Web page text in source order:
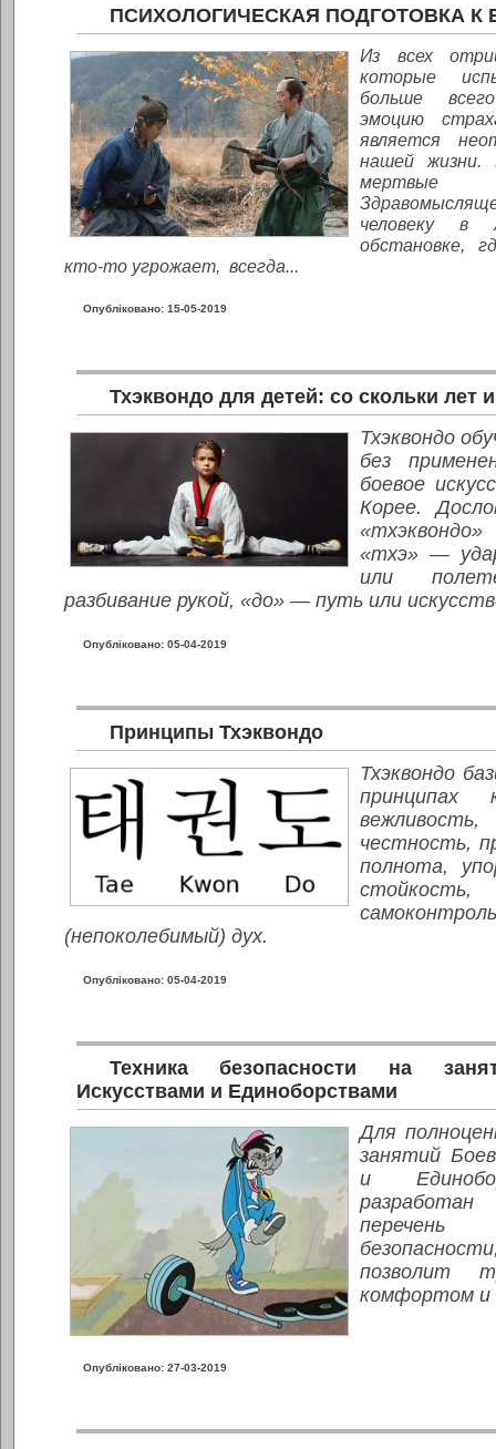
ПСИХОЛОГИЧЕСКАЯ ПОДГОТОВКА К
Из всех
которые
больше
эмоцию
является
нашей жизни.
мертвые
человеку в
обстановке,
кто-то угрожает, всегда...
Опубліковано: 15-05-2019
Тхэквондо для детей: со скольки лет
Тхэквондо
без
боевое
Корее.
«тхэ» —
или
разбивание рукой, «до» — путь или
Опубліковано: 05-04-2019
Принципы Тхэквондо
Тхэквондо
принципах
честность,
полнота,
стойкость,
(непоколебимый) дух.
Опубліковано: 05-04-2019
Техника безопасности на
Искусствами и Единоборствами
Для
занятий
и
позволит
комфортом и
Опубліковано: 27-03-2019